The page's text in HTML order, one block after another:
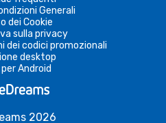
Generali
dei Cookie
sulla privacy
dei codici promozionali
desktop
Android
2026